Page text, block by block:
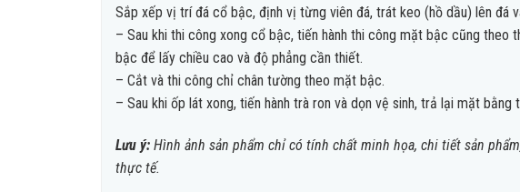
Sắp xếp vị trí đá cổ bậc, định vị từng viên đá, trát keo (hồ dầu) lên đá
– Sau khi thi công xong cổ bậc, tiến hành thi công mặt bậc cũng theo
bậc để lấy chiều cao và độ phẳng cần thiết.
– Cắt và thi công chỉ chân tường theo mặt bậc.
– Sau khi ốp lát xong, tiến hành trà ron và dọn vệ sinh, trả lại mặt bằng
Lưu ý: Hình ảnh sản phẩm chỉ có tính chất minh họa, chi tiết sản
thực tế.